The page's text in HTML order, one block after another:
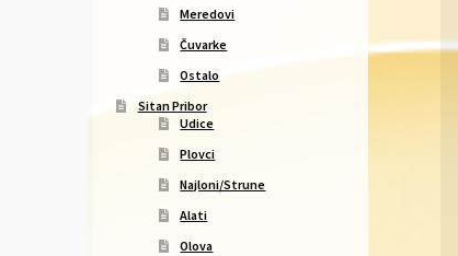
Meredovi
Čuvarke
Ostalo
Sitan Pribor
Udice
Plovci
Najloni/Strune
Alati
Olova